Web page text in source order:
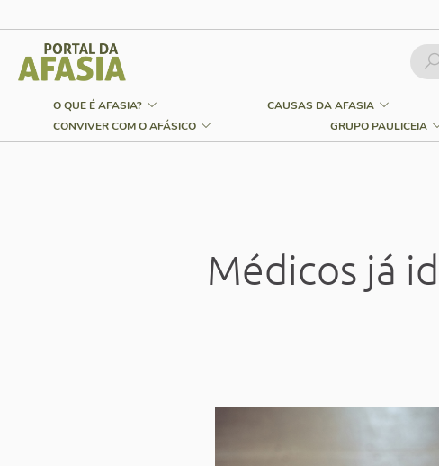
O QUE É AFASIA? CAUSAS DA AFASIA
CONVIVER COM O AFÁSICO
GRUPO PAULICEIA
Médicos já